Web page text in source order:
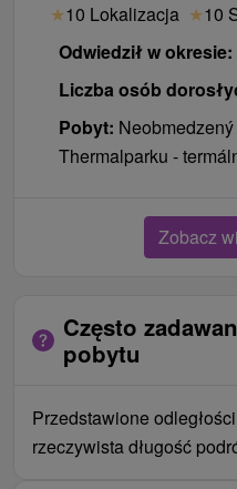
★10 Lokalizacja ★10
Odwiedził w okresie:
Liczba osób
Pobyt:
Thermalparku -
Zobacz
Często
pobytu
Przedstawione
rzeczywista długość